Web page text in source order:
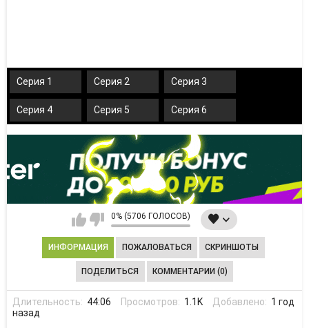
Серия 1 Серия 2 Серия 3
Серия 4 Серия 5 Серия 6
0% (5706 ГОЛОСОВ)
ИНФОРМАЦИЯ ПОЖАЛОВАТЬСЯ СКРИНШОТЫ
ПОДЕЛИТЬСЯ КОММЕНТАРИИ (0)
Длительность: 44:06 Просмотров: 1.1K Добавлено: 1 год
назад